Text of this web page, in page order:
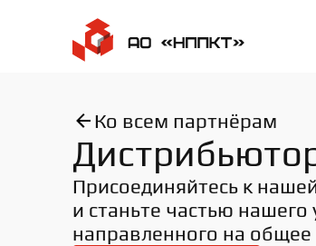
Ко всем партнёрам
Присоединяйтесь к
и станьте частью
направленного на